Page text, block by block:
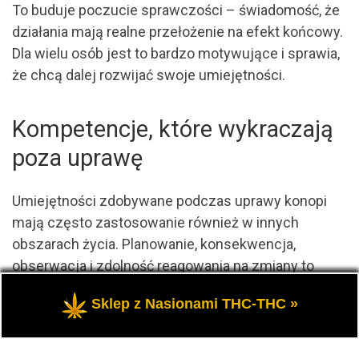
To buduje poczucie sprawczości – świadomość, że
działania mają realne przełożenie na efekt końcowy.
Dla wielu osób jest to bardzo motywujące i sprawia,
że chcą dalej rozwijać swoje umiejętności.
Kompetencje, które wykraczają
poza uprawę
Umiejętności zdobywane podczas uprawy konopi
mają często zastosowanie również w innych
obszarach życia. Planowanie, konsekwencja,
obserwacja i zdolność reagowania na zmiany to
wielu sytuacjach.Sklep z Nasionami THC-THC »